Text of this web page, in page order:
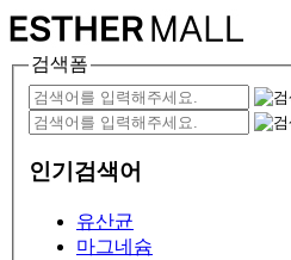
검색폼
인기검색어
유산균
마그네슘